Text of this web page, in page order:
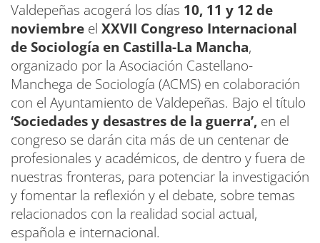
Valdepeñas acogerá los días 10, 11 y 12 de
noviembre el XXVII Congreso Internacional
de Sociología en Castilla-La Mancha,
organizado por la Asociación Castellano-
Manchega de Sociología (ACMS) en colaboración
con el Ayuntamiento de Valdepeñas. Bajo el título
‘Sociedades y desastres de la guerra’, en el
congreso se darán cita más de un centenar de
profesionales y académicos, de dentro y fuera de
nuestras fronteras, para potenciar la investigación
y fomentar la reflexión y el debate, sobre temas
relacionados con la realidad social actual,
española e internacional.